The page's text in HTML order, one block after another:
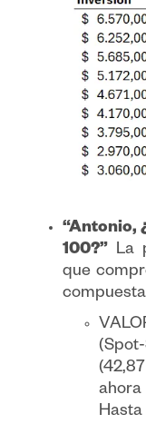
“Antonio,
100?” La
que